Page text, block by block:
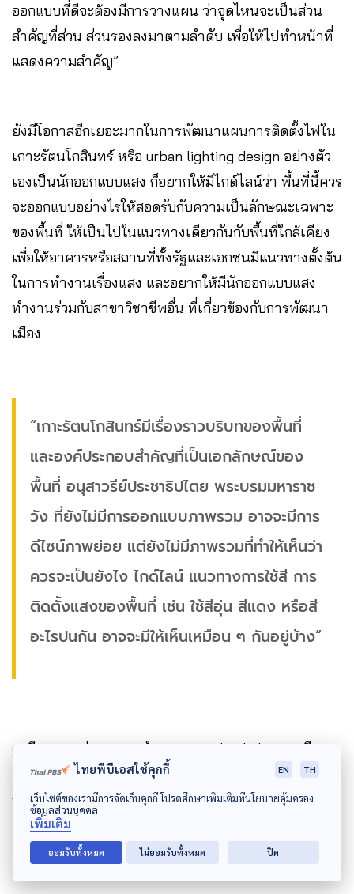
ออกแบบที่ดีจะต้องมีการวางแผน ว่าจุดไหนจะเป็นส่วน
สำคัญที่ส่วน ส่วนรองลงมาตามลำดับ เพื่อให้ไปทำหน้าที่
แสดงความสำคัญ”
ยังมีโอกาสอีกเยอะมากในการพัฒนาแผนการติดตั้งไฟใน
เกาะรัตนโกสินทร์ หรือ urban lighting design อย่างตัว
เองเป็นนักออกแบบแสง ก็อยากให้มีไกด์ไลน์ว่า พื้นที่นี้ควร
จะออกแบบอย่างไรให้สอดรับกับความเป็นลักษณะเฉพาะ
ของพื้นที่ ให้เป็นไปในแนวทางเดียวกันกับพื้นที่ใกล้เคียง
เพื่อให้อาคารหรือสถานที่ทั้งรัฐและเอกชนมีแนวทางตั้งต้น
ในการทำงานเรื่องแสง และอยากให้มีนักออกแบบแสง
ทำงานร่วมกับสาขาวิชาชีพอื่น ที่เกี่ยวข้องกับการพัฒนา
เมือง
“เกาะรัตนโกสินทร์มีเรื่องราวบริบทของพื้นที่
และองค์ประกอบสำคัญที่เป็นเอกลักษณ์ของ
พื้นที่ อนุสาวรีย์ประชาธิปไตย พระบรมมหาราช
วัง ที่ยังไม่มีการออกแบบภาพรวม อาจจะมีการ
ดีไซน์ภาพย่อย แต่ยังไม่มีภาพรวมที่ทำให้เห็นว่า
ควรจะเป็นยังไง ไกด์ไลน์ แนวทางการใช้สี การ
ติดตั้งแสงของพื้นที่ เช่น ใช้สีอุ่น สีแดง หรือสี
อะไรปนกัน อาจจะมีให้เห็นเหมือน ๆ กันอยู่บ้าง”
ฐะนียา มองว่า หากจะทำ master plan lighting หรือ
แผนการจัดแสดงไฟในเกาะรัตนโกสินทร์จะต้องเริ่มจาก
การศึกษาปัญหาที่มีอยู่เดิมในพื้นที่ ความต้องการแก้ไข
และลักษณะทางกายภาพ เพื่อวางเป็นโครงร่างของ
master plan lighting
ไทยพีบีเอสใช้คุกกี้ EN TH
เว็บไซต์ของเรามีการจัดเก็บคุกกี้ โปรดศึกษาเพิ่มเติมที่นโยบายคุ้มครอง
ข้อมูลส่วนบุคคล
เพิ่มเติม
ยอมรับทั้งหมด ไม่ยอมรับทั้งหมด ปิด